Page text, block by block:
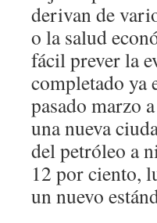
derivan de
o la salud
fácil prever la
completado ya
pasado marzo
una nueva
del petróleo a
12 por ciento,
un nuevo